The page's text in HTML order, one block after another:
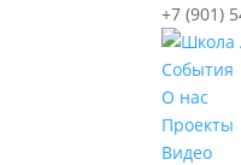
+7 (901)
События
О нас
Проекты
Видео